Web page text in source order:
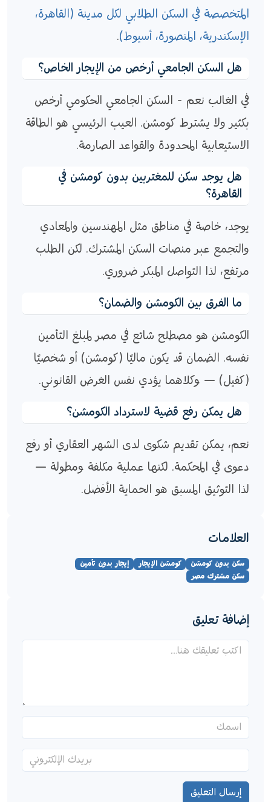
المتخصصة في السكن الطلابي لكل مدينة (القاهرة،
الإسكندرية، المنصورة، أسيوط).
هل السكن الجامعي أرخص من الإيجار الخاص؟
في الغالب نعم - السكن الجامعي الحكومي أرخص
بكثير ولا يشترط كومشن. العيب الرئيسي هو الطاقة
الاستيعابية المحدودة والقواعد الصارمة.
هل يوجد سكن للمغتربين بدون كومشن في
القاهرة؟
يوجد، خاصة في مناطق مثل المهندسين والمعادي
والتجمع عبر منصات السكن المشترك. لكن الطلب
مرتفع، لذا التواصل المبكر ضروري.
ما الفرق بين الكومشن والضمان؟
الكومشن هو مصطلح شائع في مصر لمبلغ التأمين
نفسه. الضمان قد يكون ماليًا (كومشن) أو شخصيًا
(كفيل) — وكلاهما يؤدي نفس الغرض القانوني.
هل يمكن رفع قضية لاسترداد الكومشن؟
نعم، يمكن تقديم شكوى لدى الشهر العقاري أو رفع
دعوى في المحكمة. لكنها عملية مكلفة ومطولة —
لذا التوثيق المسبق هو الحماية الأفضل.
العلامات
سكن بدون كومشن كومشن الإيجار
إيجار بدون تأمين
سكن مشترك مصر
إضافة تعليق
إرسال التعليق